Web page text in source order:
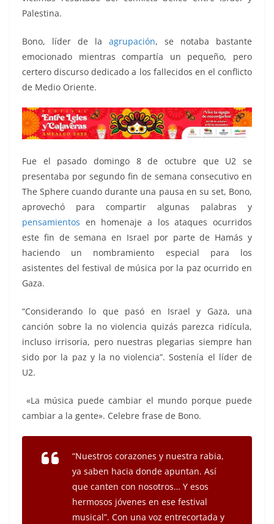
Palestina.
Bono, líder de la agrupación, se notaba bastante
emocionado mientras compartía un pequeño, pero
certero discurso dedicado a los fallecidos en el conflicto
de Medio Oriente.
Fue el pasado domingo 8 de octubre que U2 se
presentaba por segundo fin de semana consecutivo en
The Sphere cuando durante una pausa en su set, Bono,
aprovechó para compartir algunas palabras y
pensamientos en homenaje a los ataques ocurridos
este fin de semana en Israel por parte de Hamás y
haciendo un nombramiento especial para los
asistentes del festival de música por la paz ocurrido en
Gaza.
“Considerando lo que pasó en Israel y Gaza, una
canción sobre la no violencia quizás parezca ridícula,
incluso irrisoria, pero nuestras plegarias siempre han
sido por la paz y la no violencia”. Sostenía el líder de
U2.
«La música puede cambiar el mundo porque puede
cambiar a la gente». Celebre frase de Bono.
“Nuestros corazones y nuestra rabia,
ya saben hacia donde apuntan. Así
que canten con nosotros… Y esos
hermosos jóvenes en ese festival
musical”. Con una voz entrecortada y